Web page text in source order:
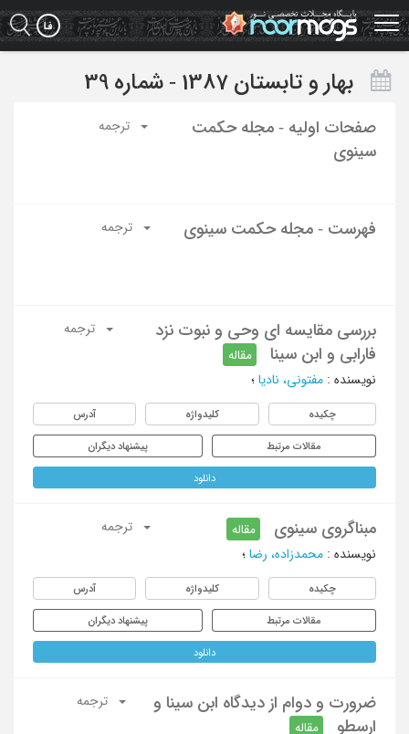
Skip
to
main
بهار و تابستان 1387 - شماره 39
صفحات اولیه - مجله حکمت
سینوی
ترجمه
فهرست - مجله حکمت سینوی ترجمه
بررسی مقایسه ای وحی و نبوت نزد
فارابی و ابن سینا
مقاله
ترجمه
نویسنده : مفتونی، نادیا ؛
چکیده کلیدواژه آدرس
مقالات مرتبط پیشنهاد دیگران
دانلود
مبناگروی سینوی مقاله
ترجمه
نویسنده : محمدزاده، رضا ؛
چکیده کلیدواژه آدرس
مقالات مرتبط پیشنهاد دیگران
دانلود
ضرورت و دوام از دیدگاه ابن سینا و
ارسطو
مقاله
ترجمه